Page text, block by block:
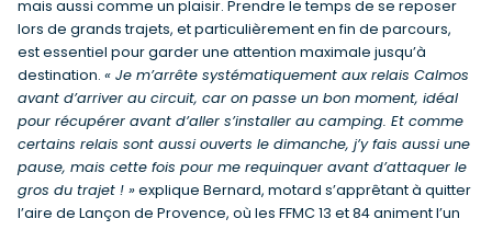
mais aussi comme un plaisir. Prendre le temps de se reposer
lors de grands trajets, et particulièrement en fin de parcours,
est essentiel pour garder une attention maximale jusqu’à
destination. « Je m’arrête systématiquement aux relais Calmos
avant d’arriver au circuit, car on passe un bon moment, idéal
pour récupérer avant d’aller s’installer au camping. Et comme
certains relais sont aussi ouverts le dimanche, j’y fais aussi une
pause, mais cette fois pour me requinquer avant d’attaquer le
gros du trajet ! »explique Bernard, motard s’apprêtant à quitter
l’aire de Lançon de Provence, où les FFMC 13 et 84 animent l’un